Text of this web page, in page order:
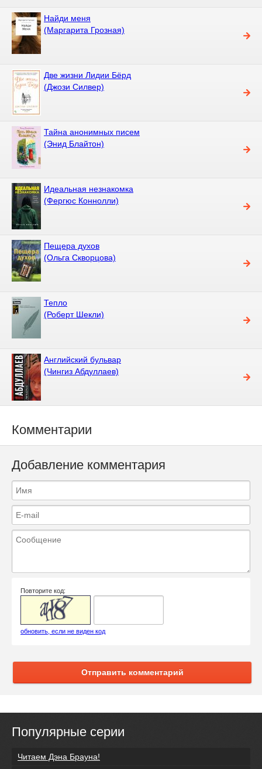
Найди меня
(Маргарита Грозная)
Две жизни Лидии Бёрд
(Джози Силвер)
Тайна анонимных писем
(Энид Блайтон)
Идеальная незнакомка
(Фергюс Коннолли)
Пещера духов
(Ольга Скворцова)
Тепло
(Роберт Шекли)
Английский бульвар
(Чингиз Абдуллаев)
Комментарии
Добавление комментария
Повторите код:
обновить, если не виден код
Отправить комментарий
Популярные серии
Читаем Дэна Брауна!